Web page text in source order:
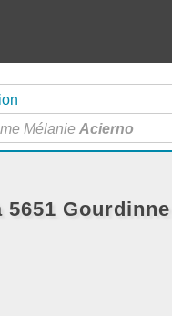
Mélanie Acierno
Gourdinne